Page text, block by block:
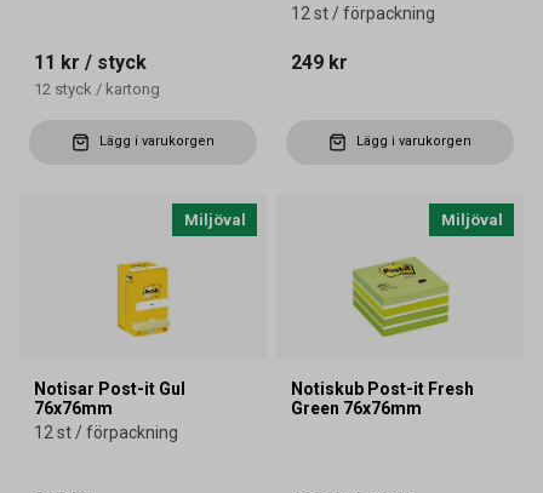
11 kr / styck
12 styck / kartong
Lägg i varukorgen
12 st / förpackning
249 kr
Lägg i varukorgen
Miljöval
Notisar Post-it Gul
76x76mm
12 st / förpackning
Miljöval
Notiskub Post-it Fresh
Green 76x76mm